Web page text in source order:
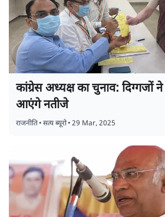
कांग्रेस अध्यक्ष का चुनाव: दिग्गजों
आएंगे नतीजे
राजनीति•सत्य ब्यूरो•29 Mar, 2025